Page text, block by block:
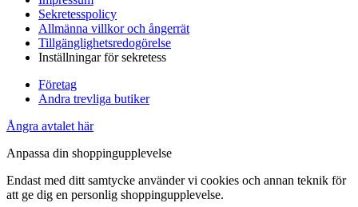
Sekretesspolicy
Allmänna villkor och ångerrät
Tillgänglighetsredogörelse
Inställningar för sekretess
Företag
Andra trevliga butiker
Ångra avtalet här
Anpassa din shoppingupplevelse
Endast med ditt samtycke använder vi cookies och annan teknik för
att ge dig en personlig shoppingupplevelse.